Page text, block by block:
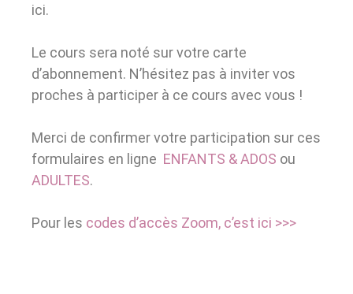
ici.
Le cours sera noté sur votre carte
d’abonnement. N’hésitez pas à inviter vos
proches à participer à ce cours avec vous !
Merci de confirmer votre participation sur ces
formulaires en ligne ENFANTS & ADOS ou
ADULTES.
Pour les codes d’accès Zoom, c’est ici >>>